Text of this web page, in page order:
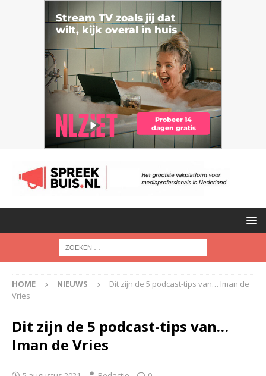
HOME NIEUWS
Dit zijn de 5 podcast-tips van… Iman de
Vries
Dit zijn de 5 podcast-tips van…
Iman de Vries